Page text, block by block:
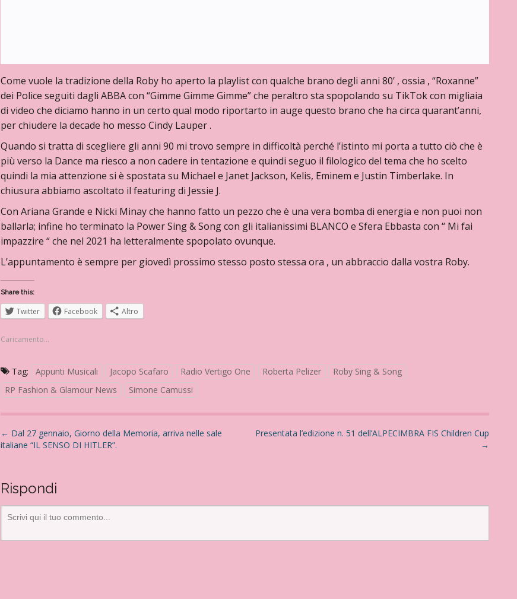
Come vuole la tradizione della Roby ho aperto la playlist con qualche brano degli anni 80’ , ossia , “Roxanne”
dei Police seguiti dagli ABBA con “Gimme Gimme Gimme” che peraltro sta spopolando su TikTok con migliaia
di video che diciamo hanno in un certo qual modo riportarto in auge questo brano che ha circa quarant’anni,
per chiudere la decade ho messo Cindy Lauper .
Quando si tratta di scegliere gli anni 90 mi trovo sempre in difficoltà perché l’istinto mi porta a tutto ciò che è
più verso la Dance ma riesco a non cadere in tentazione e quindi seguo il filologico del tema che ho scelto
quindi la mia attenzione si è spostata su Michael e Janet Jackson, Kelis, Eminem e Justin Timberlake. In
chiusura abbiamo ascoltato il featuring di Jessie J.
Con Ariana Grande e Nicki Minay che hanno fatto un pezzo che è una vera bomba di energia e non puoi non
ballarla; infine ho terminato la Power Sing & Song con gli italianissimi BLANCO e Sfera Ebbasta con “ Mi fai
impazzire “ che nel 2021 ha letteralmente spopolato ovunque.
L’appuntamento è sempre per giovedì prossimo stesso posto stessa ora , un abbraccio dalla vostra Roby.
Share this:
Twitter Facebook Altro
Caricamento...
Tag: Appunti Musicali Jacopo Scafaro Radio Vertigo One Roberta Pelizer
Roby Sing & Song
RP Fashion & Glamour News
Simone Camussi
N
a
i
g
a
i
← Dal 27 gennaio, Giorno della Memoria, arriva nelle sale
italiane “IL SENSO DI HITLER”.
Presentata l’edizione n. 51 dell’ALPECIMBRA FIS Children Cup
→
Rispondi